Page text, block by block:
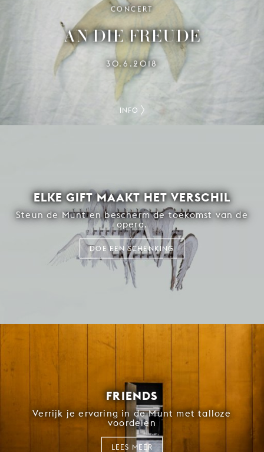
CONCERT
AN DIE FREUDE
30.6.2018
INFO
ELKE GIFT MAAKT HET VERSCHIL
Steun de Munt en bescherm de toekomst van de
opera.
DOE EEN SCHENKING
FRIENDS
Verrijk je ervaring in de Munt met talloze
voordelen
LEES MEER